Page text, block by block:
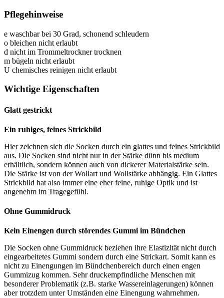
Pflegehinweise
e waschbar bei 30 Grad, schonend schleudern
o bleichen nicht erlaubt
d nicht im Trommeltrockner trocknen
m bügeln nicht erlaubt
U chemisches reinigen nicht erlaubt
Wichtige Eigenschaften
Glatt gestrickt
Ein ruhiges, feines Strickbild
Hier zeichnen sich die Socken durch ein glattes und feines Strickbild
aus. Die Socken sind nicht nur in der Stärke dünn bis medium
erhältlich, sondern können auch von dickerer Materialstärke sein.
Die Stärke ist von der Wollart und Wollstärke abhängig. Ein Glattes
Strickbild hat also immer eine eher feine, ruhige Optik und ist
angenehm im Tragegefühl.
Ohne Gummidruck
Kein Einengen durch störendes Gummi im Bündchen
Die Socken ohne Gummidruck beziehen ihre Elastizität nicht durch
eingearbeitetes Gummi sondern durch eine Strickart. Somit kann es
nicht zu Einengungen im Bündchenbereich durch einen engen
Gummizug kommen. Sehr druckempfindliche Menschen mit
besonderer Problematik (z.B. starke Wassereinlagerungen) können
aber trotzdem unter Umständen eine Einengung wahrnehmen.